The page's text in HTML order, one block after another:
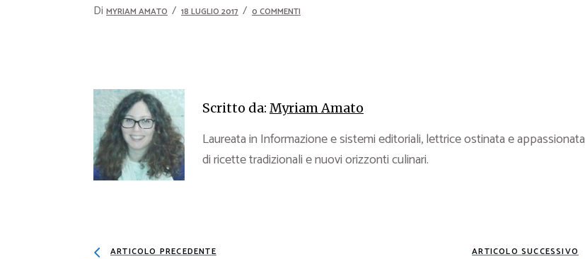
Di MYRIAM AMATO 18 LUGLIO 2017 0 COMMENTI
Scritto da: Myriam Amato
Laureata in Informazione e sistemi editoriali, lettrice ostinata e appassionata
di ricette tradizionali e nuovi orizzonti culinari.
ARTICOLO PRECEDENTE ARTICOLO SUCCESSIVO